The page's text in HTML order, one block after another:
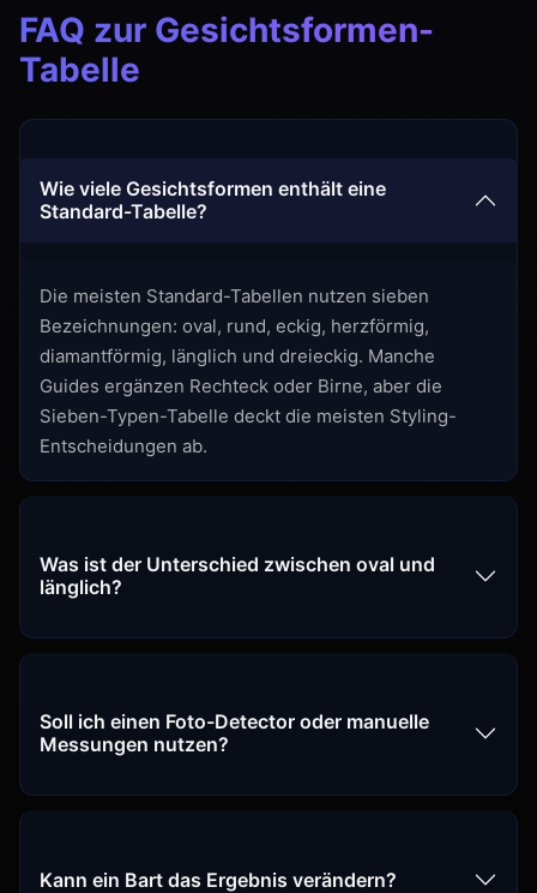
FAQ zur Gesichtsformen-
Tabelle
Wie viele Gesichtsformen enthält eine
Standard-Tabelle?
Die meisten Standard-Tabellen nutzen sieben
Bezeichnungen: oval, rund, eckig, herzförmig,
diamantförmig, länglich und dreieckig. Manche
Guides ergänzen Rechteck oder Birne, aber die
Sieben-Typen-Tabelle deckt die meisten Styling-
Entscheidungen ab.
Was ist der Unterschied zwischen oval und
länglich?
Soll ich einen Foto-Detector oder manuelle
Messungen nutzen?
Kann ein Bart das Ergebnis verändern?